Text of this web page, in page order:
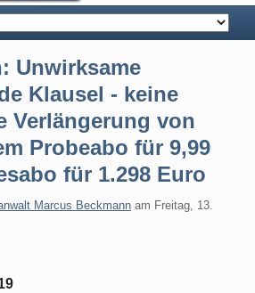
Unwirksame
Klausel - keine
Verlängerung von
Probeabo für 9,99
für 1.298 Euro
Marcus Beckmann am Freitag, 13.